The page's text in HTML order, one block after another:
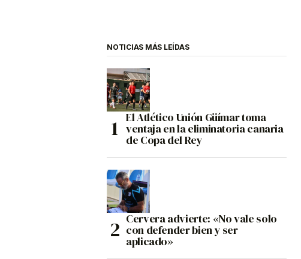
NOTICIAS MÁS LEÍDAS
El Atlético Unión Güímar toma
ventaja en la eliminatoria canaria
de Copa del Rey
Cervera advierte: «No vale solo
con defender bien y ser
aplicado»